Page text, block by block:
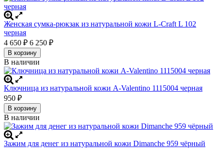
Женская сумка-рюкзак из натуральной кожи L-Craft L 102
черная
4 650 ₽ 6 250 ₽
В корзину
В наличии
Ключница из натуральной кожи A-Valentino 1115004 черная
950 ₽
В корзину
В наличии
Зажим для денег из натуральной кожи Dimanche 959 чёрный